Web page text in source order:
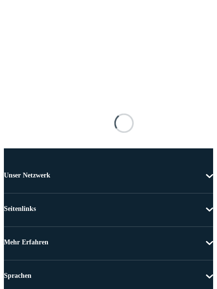
Unser Netzwerk
Seitenlinks
Mehr Erfahren
Sprachen